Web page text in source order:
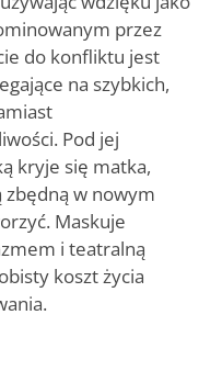
przez
do konfliktu jest
na szybkich,
Pod jej
kryje się matka,
zbędną w nowym
Maskuje
i teatralną
koszt życia